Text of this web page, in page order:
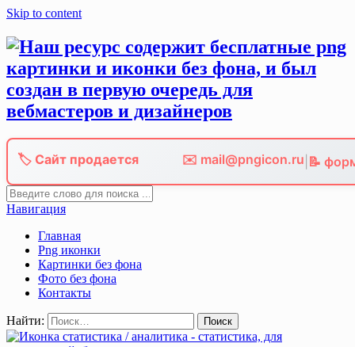
Skip to content
🏷️ Сайт продается ✉️ mail@pngicon.ru 📝
Навигация
Главная
Png иконки
Картинки без фона
Фото без фона
Контакты
Найти: